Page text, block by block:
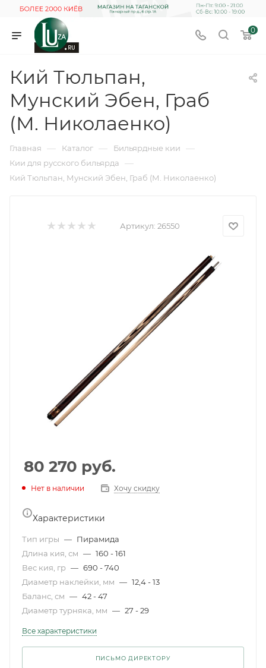
0
Кий Тюльпан,
Мунский Эбен, Граб
(М. Николаенко)
Главная — Каталог — Бильярдные кии —
Кии для русского бильярда —
Кий Тюльпан, Мунский Эбен, Граб (М. Николаенко)
Артикул: 26550
80 270 руб.
Нет в наличии Хочу скидку
Характеристики
Тип игры — Пирамида
Длина кия, см — 160 - 161
Вес кия, гр — 690 - 740
Диаметр наклейки, мм — 12,4 - 13
Баланс, см — 42 - 47
Диаметр турняка, мм — 27 - 29
Все характеристики
ПИСЬМО ДИРЕКТОРУ